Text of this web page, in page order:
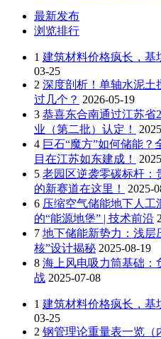
最新发布
浏览排行
1 建筑材料价格疯长，基
03-25
2 深度剖析！单轴水泥土
过几个？ 2026-05-19
3 恭喜东合南通过江苏省
业（第二批）认定！
4 巨石“魔方”如何储能
目在江苏如东建成！
5 老园区逆袭零碳标杆：
的新赛道在这里！
2025-
6 压缩空气储能地下人工
的“能源地堡” | 技术前沿
7 地下储能新势力：浅层
核”设计揭秘 2025-08-19
8 海上风电吸力筒基础：
战 2025-07-08
1 建筑材料价格疯长，基
03-25
2 钢管理论重量表一览（